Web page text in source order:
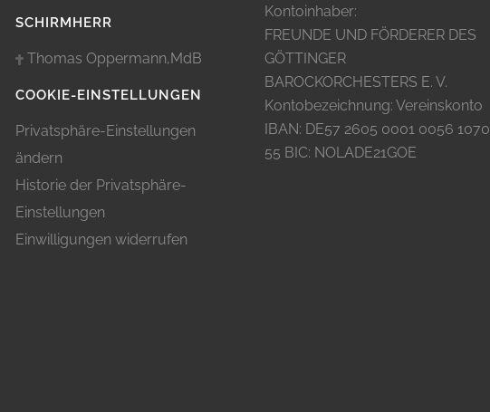
SCHIRMHERR
Thomas Oppermann,MdB
COOKIE-EINSTELLUNGEN
Privatsphäre-Einstellungen
ändern
Historie der Privatsphäre-
Einstellungen
Einwilligungen widerrufen
Kontoinhaber:
FREUNDE UND FÖRDERER DES
GÖTTINGER
BAROCKORCHESTERS E. V.
Kontobezeichnung: Vereinskonto
IBAN: DE57 2605 0001 0056 1070
55 BIC: NOLADE21GOE